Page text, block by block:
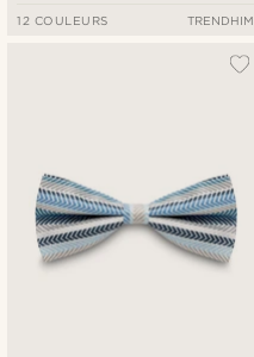
12 COULEURS TRENDHIM